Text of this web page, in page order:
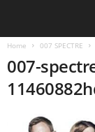
Home 007 SPECTRE
007-